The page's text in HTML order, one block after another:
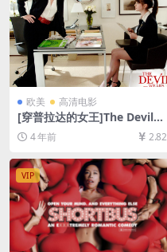
欧美 高清电影
[穿普拉达的女王]The Devil
Wears Prada (2006)[百度网
盘+迅雷云盘资源1080P超清
未删减][MP4/7GB][中英字幕]
4 年前 2.82
VIP